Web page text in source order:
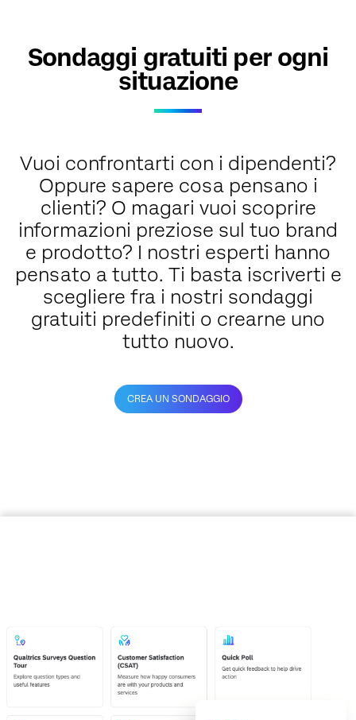
Sondaggi gratuiti per ogni
situazione
Vuoi confrontarti con i dipendenti?
Oppure sapere cosa pensano i
clienti? O magari vuoi scoprire
informazioni preziose sul tuo brand
e prodotto? I nostri esperti hanno
pensato a tutto. Ti basta iscriverti e
scegliere fra i nostri sondaggi
gratuiti predefiniti o crearne uno
tutto nuovo.
CREA UN SONDAGGIO